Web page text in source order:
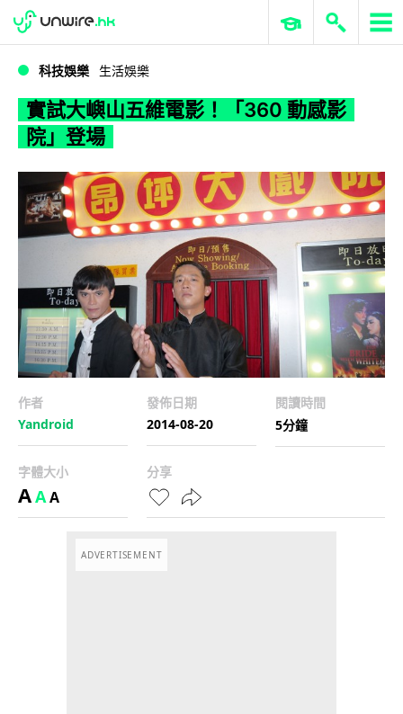
實試大嶼山五維電影！「360 動感影院」登場
WWDC 2026 ERP 與商業 AI
科技娛樂 生活娛樂
實試大嶼山五維電影！「360 動感影
院」登場
作者
Yandroid
發佈日期
2014-08-20
閱讀時間
5分鐘
字體大小
AAA
分享
ADVERTISEMENT